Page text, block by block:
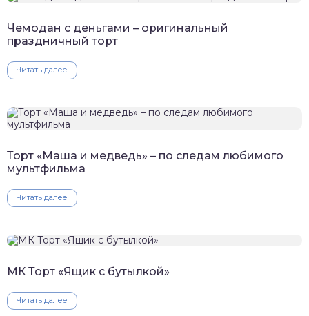
Чемодан с деньгами – оригинальный
праздничный торт
Читать далее
Торт «Маша и медведь» – по следам любимого
мультфильма
Читать далее
МК Торт «Ящик с бутылкой»
Читать далее